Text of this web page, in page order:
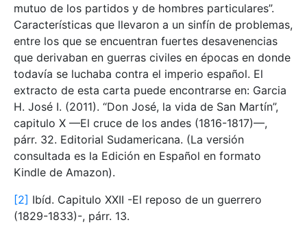
mutuo de los partidos y de hombres particulares”.
Características que llevaron a un sinfín de problemas,
entre los que se encuentran fuertes desavenencias
que derivaban en guerras civiles en épocas en donde
todavía se luchaba contra el imperio español. El
extracto de esta carta puede encontrarse en: Garcia
H. José I. (2011). “Don José, la vida de San Martín”,
capitulo X —El cruce de los andes (1816-1817)—,
párr. 32. Editorial Sudamericana. (La versión
consultada es la Edición en Español en formato
Kindle de Amazon).
[2] Ibíd. Capitulo XXII -El reposo de un guerrero
(1829-1833)-, párr. 13.